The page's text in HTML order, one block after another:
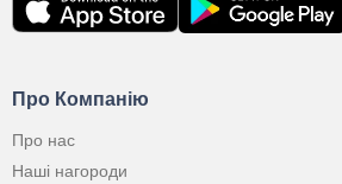
Про Компанію
Про нас
Наші нагороди